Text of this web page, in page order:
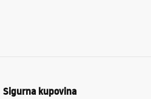
Sigurna kupovina